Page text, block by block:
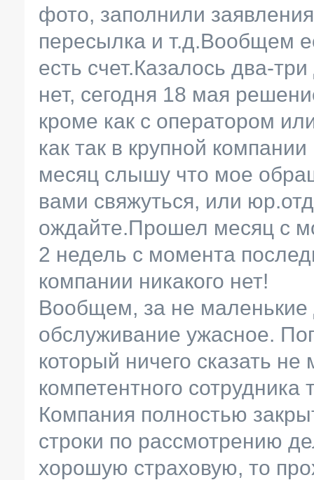
фото, заполнили
пересылка и т.д.Вообщем
есть счет.Казалось два-
нет, сегодня 18 мая
кроме как с оператором
как так в крупной
месяц слышу что мое
вами свяжуться, или
ождайте.Прошел месяц с
2 недель с момента
компании никакого нет!
Вообщем, за не маленькие
обслуживание ужасное.
который ничего сказать
компетентного
Компания полностью
строки по рассмотрению
хорошую страховую, то